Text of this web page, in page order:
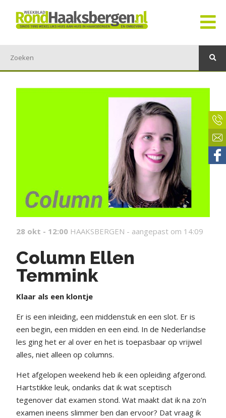
28 okt - 12:00 HAAKSBERGEN - aangepast om 14:09
Column Ellen
Temmink
Klaar als een klontje
Er is een inleiding, een middenstuk en een slot. Er is
een begin, een midden en een eind. In de Nederlandse
les ging het er al over en het is toepasbaar op vrijwel
alles, niet alleen op columns.
Het afgelopen weekend heb ik een opleiding afgerond.
Hartstikke leuk, ondanks dat ik wat sceptisch
tegenover dat examen stond. Wat maakt dat ik na zo’n
examen ineens slimmer ben dan ervoor? Dat vraag ik